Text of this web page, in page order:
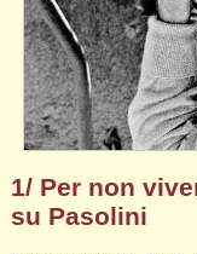
1/ Per non
su Pasolini